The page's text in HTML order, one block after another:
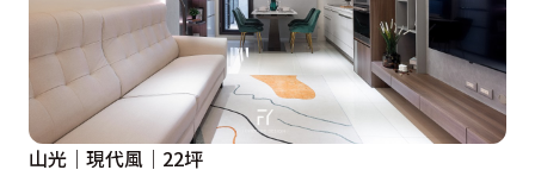
山光｜現代風｜22坪